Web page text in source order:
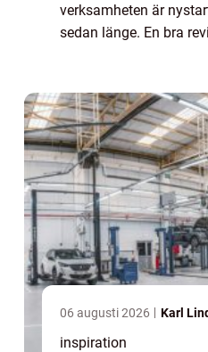
verksamheten är
sedan länge. En bra
06 augusti 2026 Karl
inspiration